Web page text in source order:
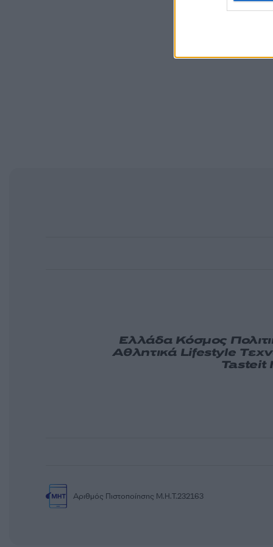
Ελλάδα Κόσμος
Αθλητικά Lifestyle
Tasteit
Αριθμός Πιστοποίησης Μ.Η.Τ.232163